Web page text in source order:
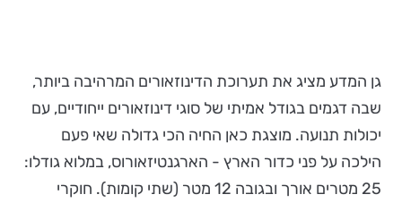
גן המדע מציג את תערוכת הדינוזאורים המרהיבה ביותר,
שבה דגמים בגודל אמיתי של סוגי דינוזאורים ייחודיים, עם
יכולות תנועה. מוצגת כאן החיה הכי גדולה שאי פעם
הילכה על פני כדור הארץ - הארגנטיזאורוס, במלוא גודלו:
25 מטרים אורך ובגובה 12 מטר (שתי קומות). חוקרי